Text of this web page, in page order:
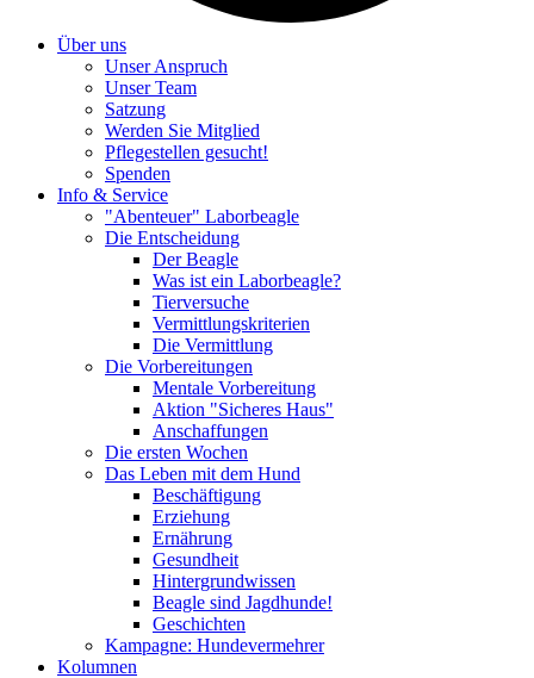
Über uns
Unser Anspruch
Unser Team
Satzung
Werden Sie Mitglied
Pflegestellen gesucht!
Spenden
Info & Service
"Abenteuer" Laborbeagle
Die Entscheidung
Der Beagle
Was ist ein Laborbeagle?
Tierversuche
Vermittlungskriterien
Die Vermittlung
Die Vorbereitungen
Mentale Vorbereitung
Aktion "Sicheres Haus"
Anschaffungen
Die ersten Wochen
Das Leben mit dem Hund
Beschäftigung
Erziehung
Ernährung
Gesundheit
Hintergrundwissen
Beagle sind Jagdhunde!
Geschichten
Kampagne: Hundevermehrer
Kolumnen